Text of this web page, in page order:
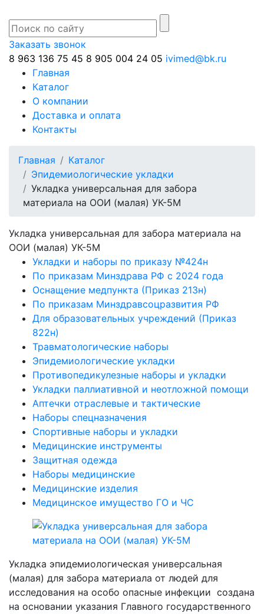
Заказать звонок
8 963 136 75 45 8 905 004 24 05 ivimed@bk.ru
Главная
Каталог
О компании
Доставка и оплата
Контакты
Главная
Каталог
Эпидемиологические укладки
Укладка универсальная для забора
материала на ООИ (малая) УК-5М
Укладка универсальная для забора материала на
ООИ (малая) УК-5М
Укладки и наборы по приказу №424н
По приказам Минздрава РФ с 2024 года
Оснащение медпункта (Приказ 213н)
По приказам Минздравсоцразвития РФ
Для образовательных учреждений (Приказ
822н)
Травматологические наборы
Эпидемиологические укладки
Противопедикулезные наборы и укладки
Укладки паллиативной и неотложной помощи
Аптечки отраслевые и тактические
Наборы спецназначения
Спортивные наборы и укладки
Медицинские инструменты
Защитная одежда
Наборы медицинские
Медицинские изделия
Медицинское имущество ГО и ЧС
Укладка эпидемиологическая универсальная
(малая) для забора материала от людей для
исследования на особо опасные инфекции создана
на основании указания Главного государственного